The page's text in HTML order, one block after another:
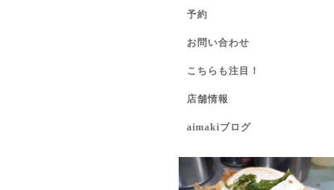
予約
お問い合わせ
こちらも注目！
店舗情報
aimakiブログ